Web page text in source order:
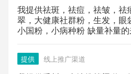
我提供祛斑，祛痘，祛皱，祛
翠，大健康社群粉，生发，眼
小国粉，小病种粉 缺量补量
提供 线上推广渠道